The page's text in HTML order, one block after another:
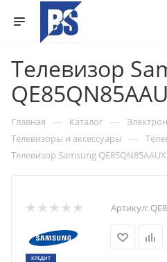
Телевизор
Главная — Каталог —
Телевизоры и аксессуары —
Телевизор Samsung
Артикул:
КРЕДИТ